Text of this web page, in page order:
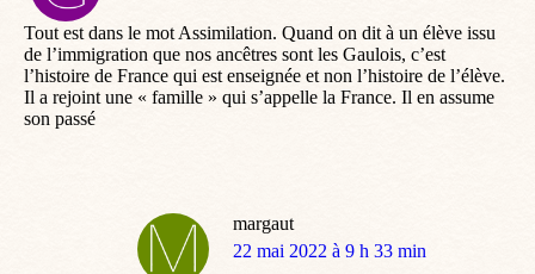
Tout est dans le mot Assimilation. Quand on dit à un élève issu
de l’immigration que nos ancêtres sont les Gaulois, c’est
l’histoire de France qui est enseignée et non l’histoire de l’élève.
Il a rejoint une « famille » qui s’appelle la France. Il en assume
son passé
margaut
dit
22 mai 2022 à 9 h 33 min